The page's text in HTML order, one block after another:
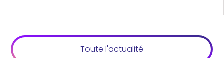
Toute l'actualité